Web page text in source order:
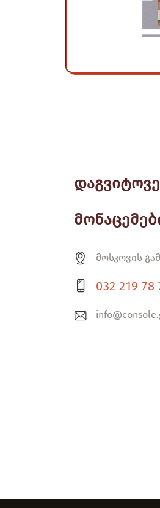
მოსკოვის
032 219 78